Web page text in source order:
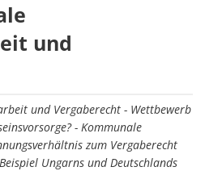
und
und Vergaberecht - Wettbewerb
- Kommunale
zum Vergaberecht
Ungarns und Deutschlands